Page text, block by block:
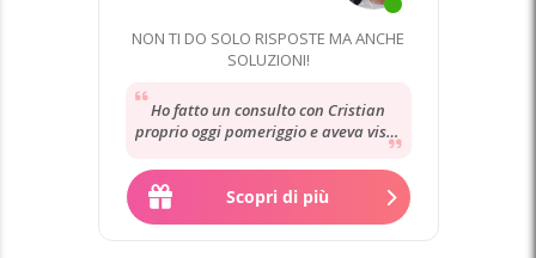
NON TI DO SOLO RISPOSTE MA ANCHE
SOLUZIONI!
Ho fatto un consulto con Cristian
proprio oggi pomeriggio e aveva visto
partire...
Scopri di più